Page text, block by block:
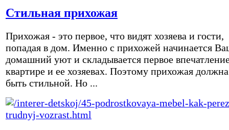
Стильная прихожая
Прихожая - это первое, что видят хозяева и гости,
попадая в дом. Именно с прихожей начинается
домашний уют и складывается первое
квартире и ее хозяевах. Поэтому прихожая должна
быть стильной. Но ...